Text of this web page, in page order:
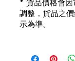
冇加色！冇化妝！
i) 所有已鑲玉器
送 [香港翡翠鑑証
i) 成色足。冇鍍
* 貨品價格會
調整，貨品之
示為準。